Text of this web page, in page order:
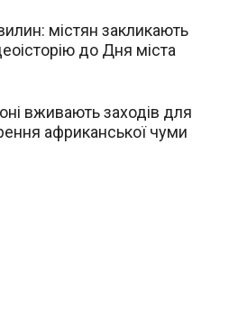
містян закликають
до Дня міста
вживають заходів для
африканської чуми